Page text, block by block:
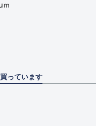
ｍ
っています